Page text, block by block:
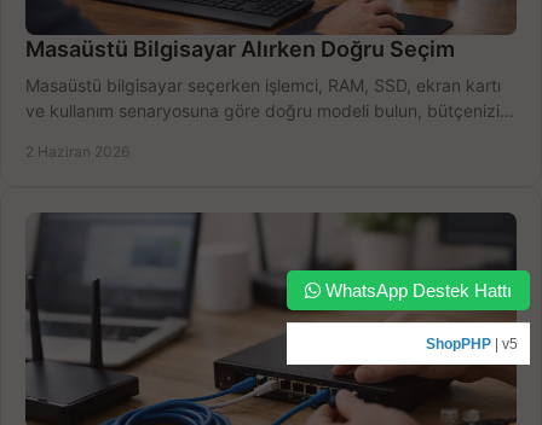
Masaüstü Bilgisayar Alırken Doğru Seçim
Masaüstü bilgisayar seçerken işlemci, RAM, SSD, ekran kartı
ve kullanım senaryosuna göre doğru modeli bulun, bütçenizi
2 Haziran 2026
WhatsApp Destek Hattı
ShopPHP | v5